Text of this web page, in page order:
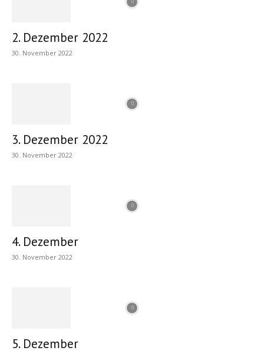
2. Dezember 2022
30. November 2022
3. Dezember 2022
30. November 2022
4. Dezember
30. November 2022
5. Dezember